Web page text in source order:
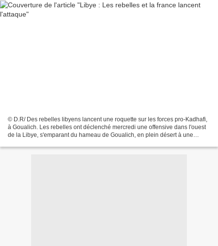
© D.R/ Des rebelles libyens lancent une roquette sur les forces pro-Kadhafi,
à Goualich. Les rebelles ont déclenché mercredi une offensive dans l'ouest
de la Libye, s'emparant du hameau de Goualich, en plein désert à une